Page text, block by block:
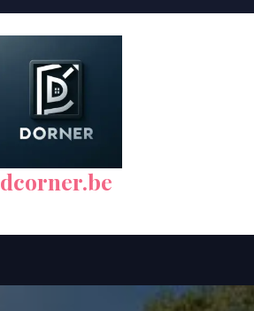
dcorner.be